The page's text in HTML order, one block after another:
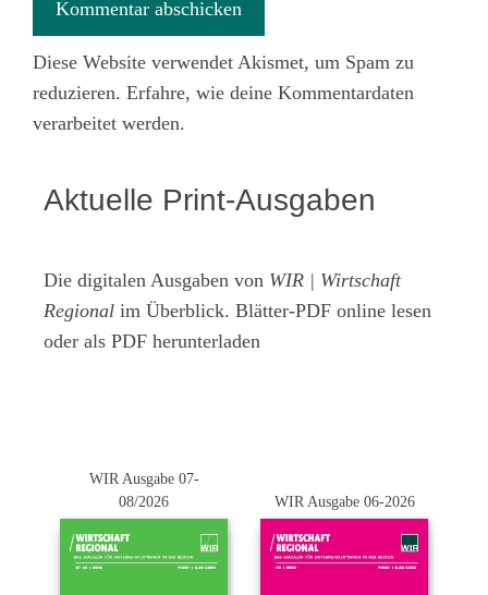
Diese Website verwendet Akismet, um Spam zu
reduzieren. Erfahre, wie deine Kommentardaten
verarbeitet werden.
Aktuelle Print-Ausgaben
Die digitalen Ausgaben von WIR | Wirtschaft
Regional im Überblick. Blätter-PDF online lesen
oder als PDF herunterladen
WIR Ausgabe 07-
08/2026
WIR Ausgabe 06-2026